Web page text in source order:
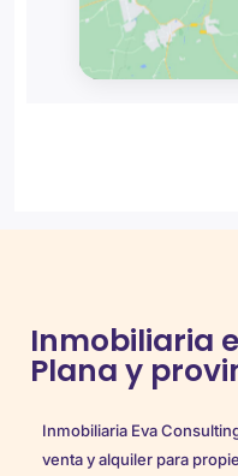
Inmobiliaria
Plana y
Inmobiliaria Eva
venta y alquiler para